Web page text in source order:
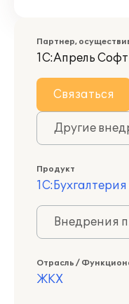
Партнер,
1С:Апрель Софт
Связаться
Другие
Продукт
1С:Бухгалтерия
Внедрения
Отрасль /
ЖКХ